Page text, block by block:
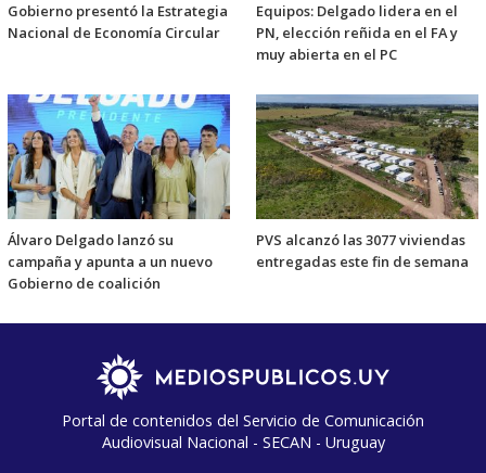
Gobierno presentó la Estrategia
Nacional de Economía Circular
Equipos: Delgado lidera en el
PN, elección reñida en el FA y
muy abierta en el PC
Álvaro Delgado lanzó su
campaña y apunta a un nuevo
Gobierno de coalición
PVS alcanzó las 3077 viviendas
entregadas este fin de semana
Portal de contenidos del Servicio de Comunicación
Audiovisual Nacional - SECAN - Uruguay